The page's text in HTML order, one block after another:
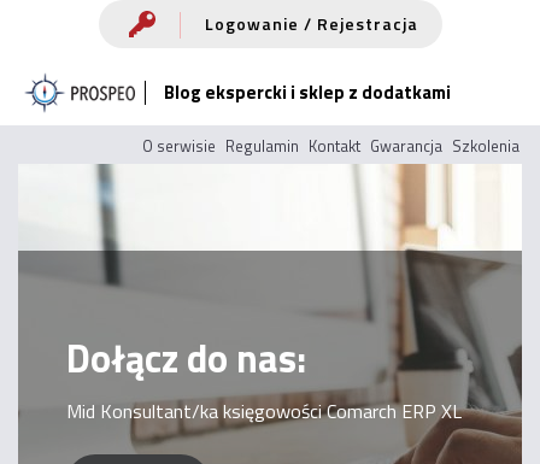
treści
Logowanie / Rejestracja
Blog ekspercki i sklep z dodatkami
O serwisie Regulamin Kontakt Gwarancja Szkolenia
Dołącz do nas:
Mid Konsultant/ka księgowości Comarch ERP XL